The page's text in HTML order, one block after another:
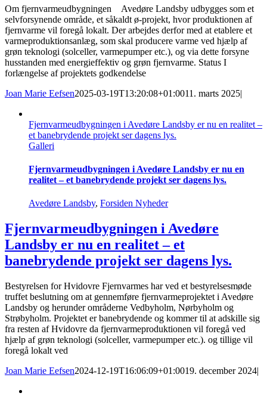
Om fjernvarmeudbygningen Avedøre Landsby udbygges som et
selvforsynende område, et såkaldt ø-projekt, hvor produktionen af
fjernvarme vil foregå lokalt. Der arbejdes derfor med at etablere et
varmeproduktionsanlæg, som skal producere varme ved hjælp af
grøn teknologi (solceller, varmepumper etc.), og via dette forsyne
husstanden med energieffektiv og grøn fjernvarme. Status I
forlængelse af projektets godkendelse
Joan Marie Eefsen2025-03-19T13:20:08+01:0011. marts 2025|
Fjernvarmeudbygningen i Avedøre Landsby er nu en realitet –
et banebrydende projekt ser dagens lys.
Galleri
Fjernvarmeudbygningen i Avedøre Landsby er nu en
realitet – et banebrydende projekt ser dagens lys.
Avedøre Landsby, Forsiden Nyheder
Fjernvarmeudbygningen i Avedøre
Landsby er nu en realitet – et
banebrydende projekt ser dagens lys.
Bestyrelsen for Hvidovre Fjernvarmes har ved et bestyrelsesmøde
truffet beslutning om at gennemføre fjernvarmeprojektet i Avedøre
Landsby og herunder områderne Vedbyholm, Nørbyholm og
Strøbyholm. Projektet er banebrydende og kommer til at adskille sig
fra resten af Hvidovre da fjernvarmeproduktionen vil foregå ved
hjælp af grøn teknologi (solceller, varmepumper etc.). og tillige vil
foregå lokalt ved
Joan Marie Eefsen2024-12-19T16:06:09+01:0019. december 2024|